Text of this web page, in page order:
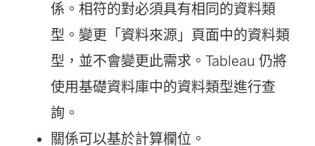
係。相符的對必須具有相同的資料類
型。變更「資料來源」頁面中的資料類
型，並不會變更此需求。Tableau 仍將
使用基礎資料庫中的資料類型進行查
詢。
關係可以基於計算欄位。